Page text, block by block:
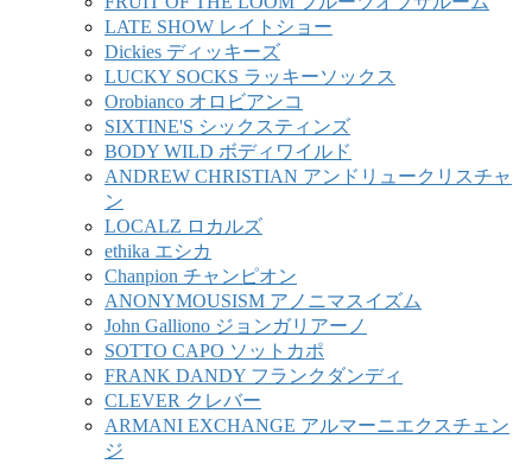
LATE SHOW レイトショー
Dickies ディッキーズ
LUCKY SOCKS ラッキーソックス
Orobianco オロビアンコ
SIXTINE'S シックスティンズ
BODY WILD ボディワイルド
ANDREW CHRISTIAN アンドリュークリスチャ
ン
LOCALZ ロカルズ
ethika エシカ
Chanpion チャンピオン
ANONYMOUSISM アノニマスイズム
John Galliono ジョンガリアーノ
SOTTO CAPO ソットカポ
FRANK DANDY フランクダンディ
CLEVER クレバー
ARMANI EXCHANGE アルマーニエクスチェン
ジ